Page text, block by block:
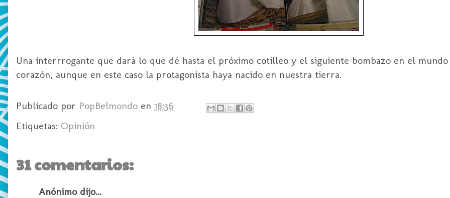
Una interrrogante que dará lo que dé hasta el próximo cotilleo y el siguiente bombazo en el
corazón, aunque en este caso la protagonista haya nacido en nuestra tierra.
Publicado por PopBelmondo en 18:36
Etiquetas: Opinión
31 comentarios:
Anónimo dijo...